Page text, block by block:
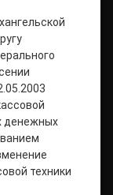
денежных
техники